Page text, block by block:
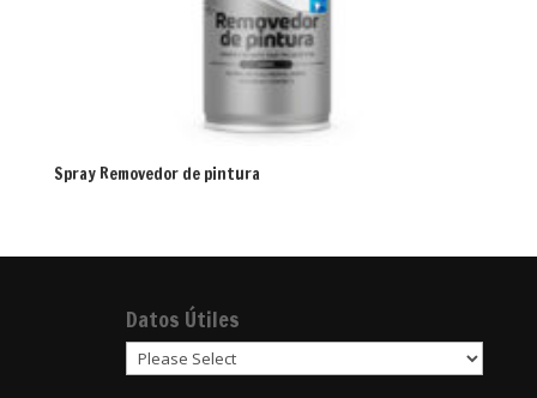
Spray Removedor de pintura
Datos Útiles